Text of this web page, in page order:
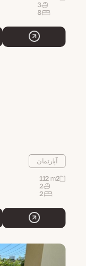
3
8
آپارتمان
112 m2
2
2